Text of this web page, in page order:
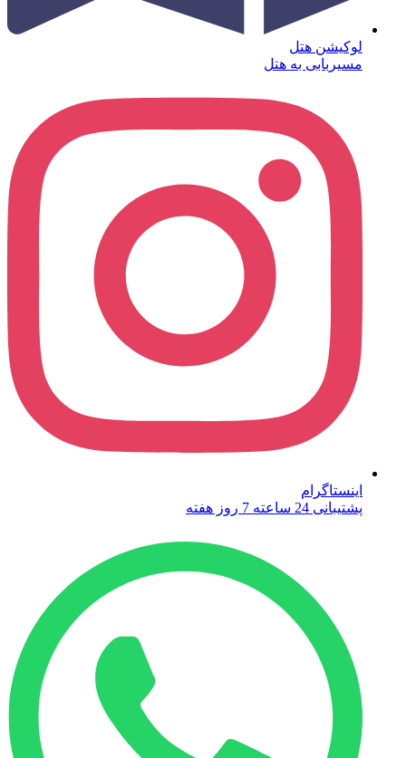
لوکیشن هتل
مسیربابی به هتل
اینستاگرام
پشتیبانی 24 ساعته 7 روز هفته